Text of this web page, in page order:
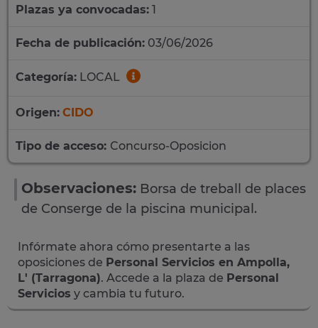
Plazas ya convocadas: 1
Fecha de publicación: 03/06/2026
Categoría: LOCAL
Origen: CIDO
Tipo de acceso: Concurso-Oposicion
Observaciones: Borsa de treball de places
de Conserge de la piscina municipal.
Infórmate ahora cómo presentarte a las
oposiciones de Personal Servicios en Ampolla,
L' (Tarragona). Accede a la plaza de Personal
Servicios y cambia tu futuro.